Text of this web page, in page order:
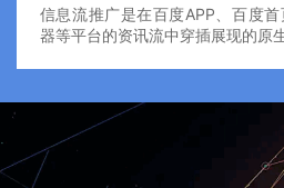
信息流推广是在百度APP、百度
器等平台的资讯流中穿插展现的原